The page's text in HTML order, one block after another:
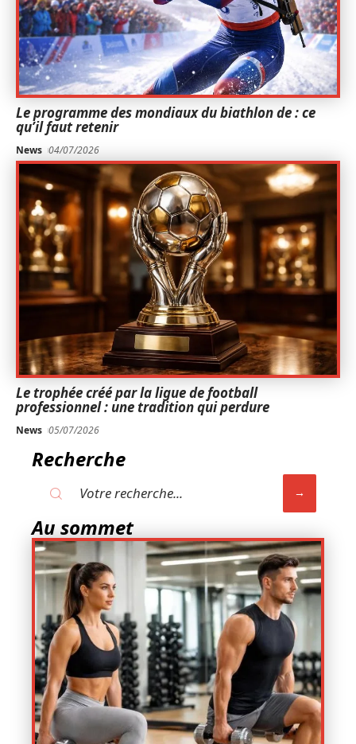
Le programme des mondiaux du biathlon de : ce
qu’il faut retenir
News 04/07/2026
Le trophée créé par la ligue de football
professionnel : une tradition qui perdure
News 05/07/2026
Recherche
Au sommet